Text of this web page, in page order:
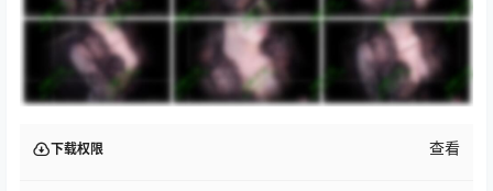
下载权限 查看